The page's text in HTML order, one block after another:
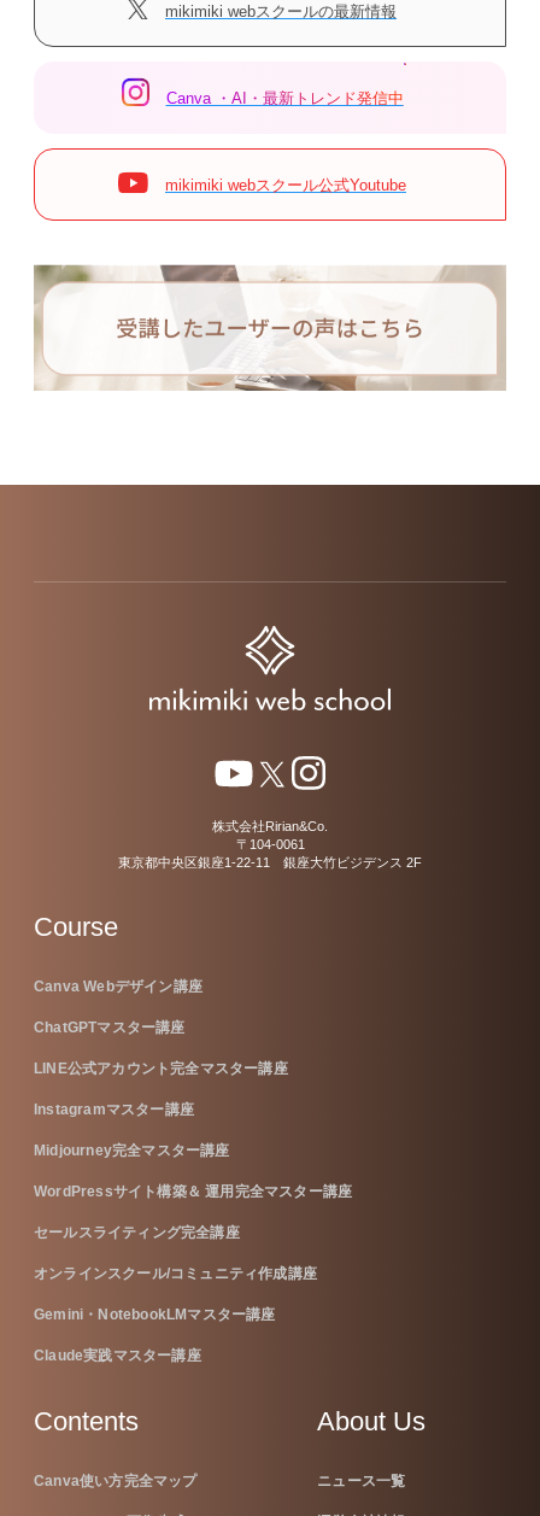
mikimiki webスクールの最新情報
Canva ・AI・最新トレンド発信中
mikimiki webスクール公式Youtube
株式会社Ririan&Co.
〒104-0061
東京都中央区銀座1-22-11 銀座大竹ビジデンス 2F
Course
Canva Webデザイン講座
ChatGPTマスター講座
LINE公式アカウント完全マスター講座
Instagramマスター講座
Midjourney完全マスター講座
WordPressサイト構築＆ 運用完全マスター講座
セールスライティング完全講座
オンラインスクール/コミュニティ作成講座
Gemini・NotebookLMマスター講座
Claude実践マスター講座
Contents
Canva使い方完全マップ
About Us
ニュース一覧